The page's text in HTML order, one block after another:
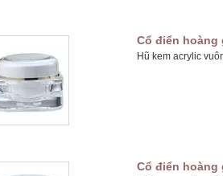
Cổ điển hoàng
Hũ kem acrylic
Cổ điển hoàng